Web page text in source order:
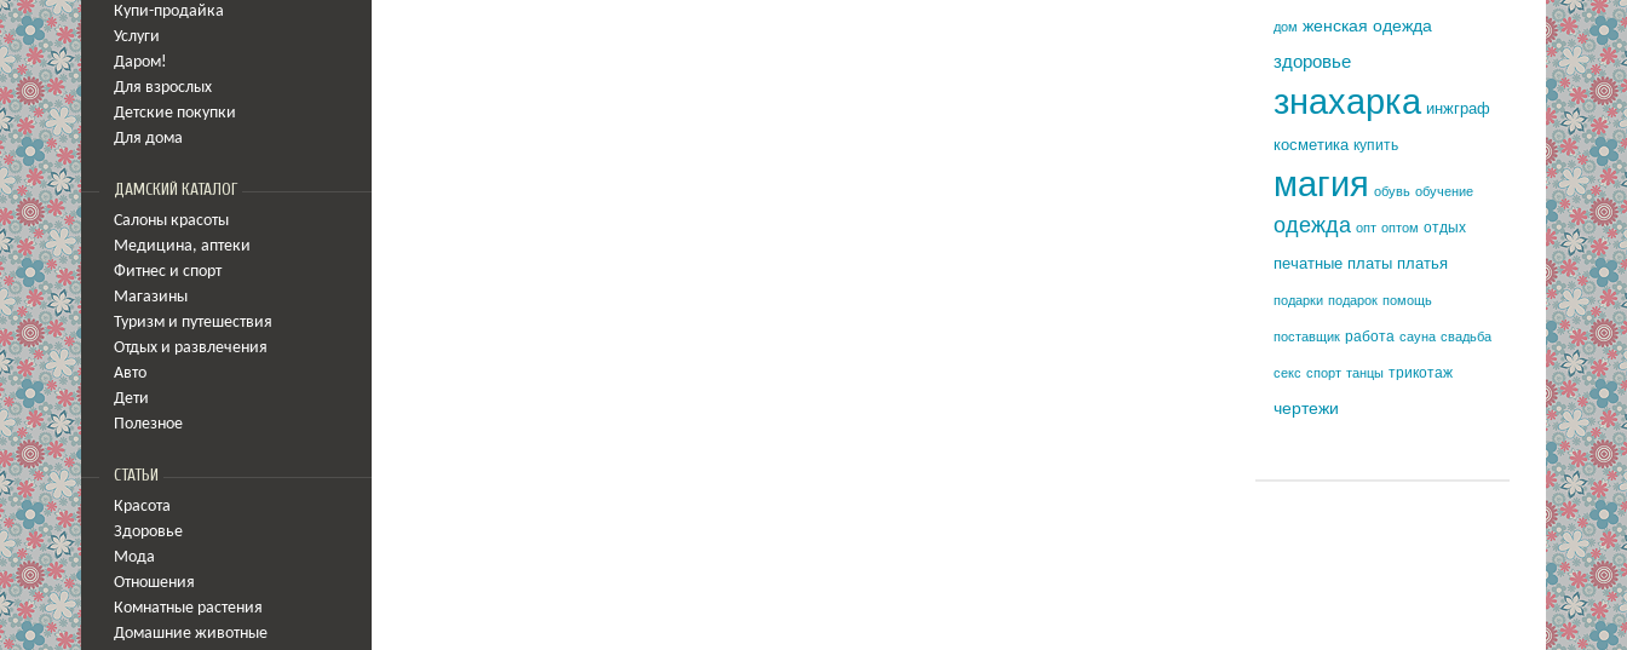
Купи-продайка
Услуги
Даром!
Для взрослых
Детские покупки
Для дома
ДАМСКИЙ КАТАЛОГ
Салоны красоты
Медицина, аптеки
Фитнес и спорт
Магазины
Туризм и путешествия
Отдых и развлечения
Авто
Дети
Полезное
СТАТЬИ
Красота
Здоровье
Мода
Отношения
Комнатные растения
Домашние животные
дом женская одежда
здоровье
знахарка инжграф
косметика купить
магия обувь обучение
одежда опт оптом отдых
печатные платы платья
подарки подарок помощь
поставщик работа сауна свадьба
секс спорт танцы трикотаж
чертежи